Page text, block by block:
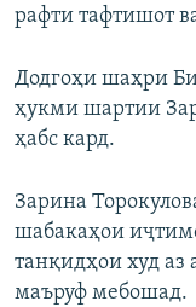
рафти тафтишот
Додгоҳи шаҳри
ҳукми шартии
ҳабс кард.
Зарина
шабакаҳои
танқидҳои худ
маъруф мебошад.